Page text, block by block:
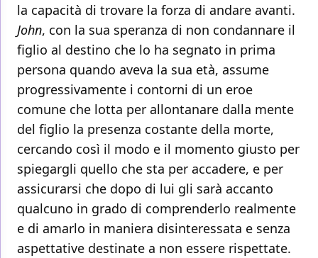
la capacità di trovare la forza di andare avanti.
John, con la sua speranza di non condannare il
figlio al destino che lo ha segnato in prima
persona quando aveva la sua età, assume
progressivamente i contorni di un eroe
comune che lotta per allontanare dalla mente
del figlio la presenza costante della morte,
cercando così il modo e il momento giusto per
spiegargli quello che sta per accadere, e per
assicurarsi che dopo di lui gli sarà accanto
qualcuno in grado di comprenderlo realmente
e di amarlo in maniera disinteressata e senza
aspettative destinate a non essere rispettate.